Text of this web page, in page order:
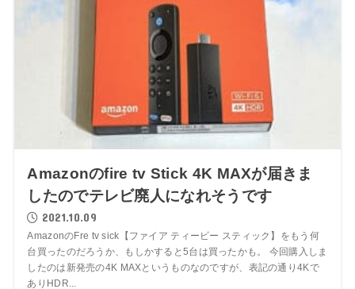
Amazonのfire tv Stick 4K MAXが届きま
したのでテレビ廃人になれそうです
2021.10.09
AmazonのFre tv sick【ファイア ティービー スティック】をもう何
台買ったのだろうか、もしかすると5台は買ったかも。 今回購入しま
したのは新発売の4K MAXというものなのですが、表記の通り4Kで
ありHDR...